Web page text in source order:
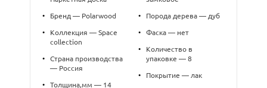
• Бренд — Polarwood
•
Коллекция — Space
collection
•
Страна производства
— Россия
• Толщина,мм — 14
• Порода дерева — дуб
• Фаска — нет
•
Количество в
упаковке — 8
• Покрытие — лак